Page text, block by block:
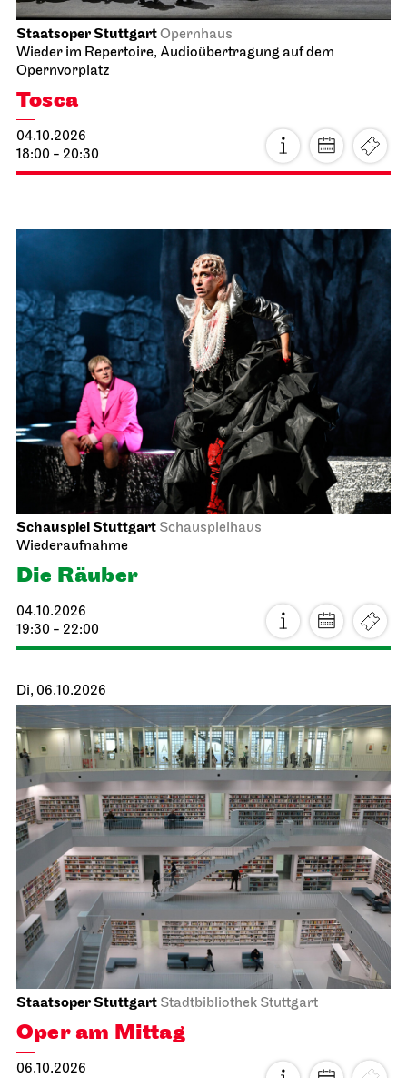
Staatsoper StuttgartOpernhaus
Wieder im Repertoire, Audioübertragung auf dem
Opernvorplatz
Tosca
04.10.2026
18:00 - 20:30
Schauspiel Stuttgart Schauspielhaus
Wiederaufnahme
Die Räuber
04.10.2026
19:30 - 22:00
Di, 06.10.2026
Staatsoper Stuttgart Stadtbibliothek Stuttgart
Oper am Mittag
06.10.2026